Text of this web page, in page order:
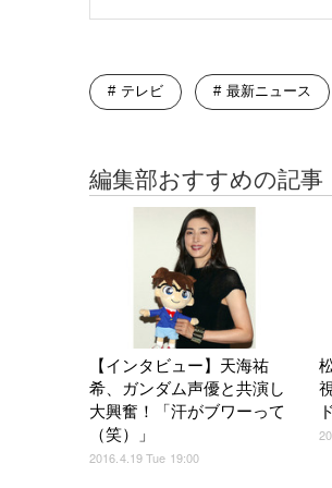
テレビ 最新ニュース
編集部おすすめの記事
【インタビュー】天海祐
希、ガンダム声優と共演し
大興奮！「汗がブワーって
（笑）」
2016.4.19 Tue 19:00